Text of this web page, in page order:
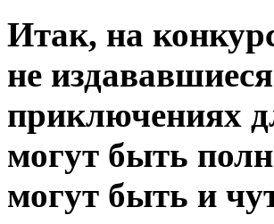
Итак, на
не
приключениях
могут быть
могут быть и